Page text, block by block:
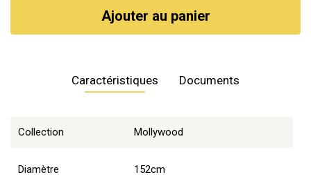
Ajouter au panier
Caractéristiques
Collection Mollywood
Diamètre 152cm
Documents